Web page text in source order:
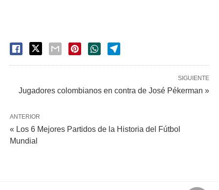
SIGUIENTE
Jugadores colombianos en contra de José Pékerman »
ANTERIOR
« Los 6 Mejores Partidos de la Historia del Fútbol
Mundial